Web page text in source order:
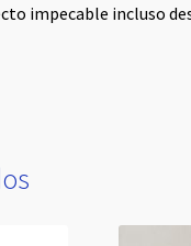
impecable incluso